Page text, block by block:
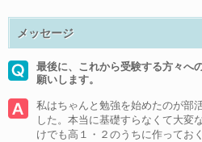
メッセージ
最後に、これから受験する方々へ
願いします。
私はちゃんと勉強を始めたのが部
した。本当に基礎すらなくて大変
けでも高１・２のうちに作ってお